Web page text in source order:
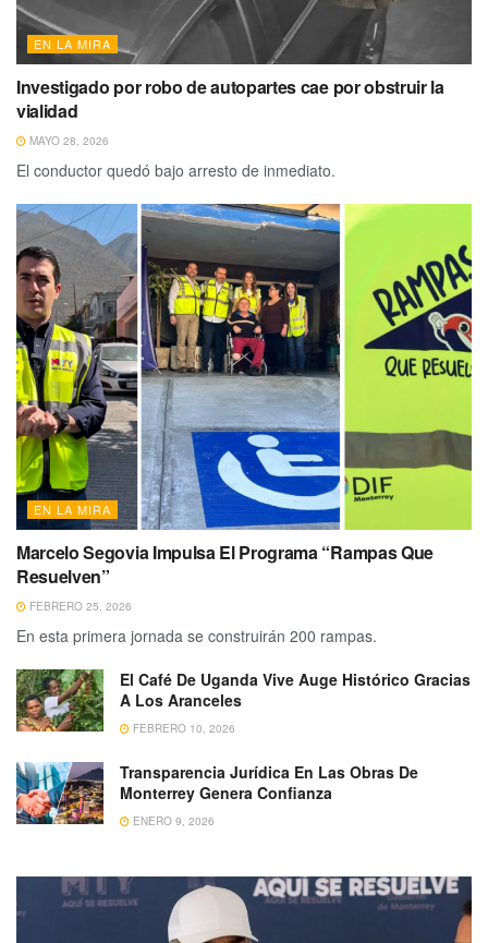
EN LA MIRA
Investigado por robo de autopartes cae por obstruir la
vialidad
MAYO 28, 2026
El conductor quedó bajo arresto de inmediato.
EN LA MIRA
Marcelo Segovia Impulsa El Programa “Rampas Que
Resuelven”
FEBRERO 25, 2026
En esta primera jornada se construirán 200 rampas.
El Café De Uganda Vive Auge Histórico Gracias
A Los Aranceles
FEBRERO 10, 2026
Transparencia Jurídica En Las Obras De
Monterrey Genera Confianza
ENERO 9, 2026